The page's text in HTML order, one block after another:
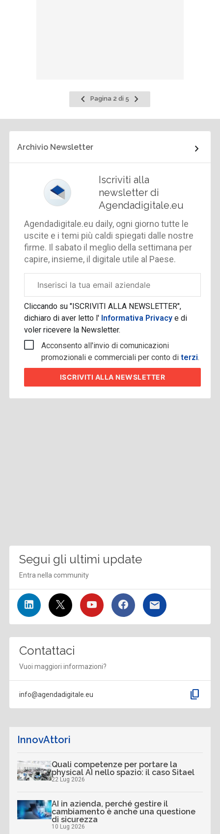
Pagina
precedente
Pagina 2 di 5
Pagina
successiva
Archivio Newsletter
Iscriviti alla
newsletter di
Agendadigitale.eu
Agendadigitale.eu daily, ogni giorno tutte le
uscite e i temi più caldi spiegati dalle nostre
firme. Il sabato il meglio della settimana per
capire, insieme, il digitale utile al Paese.
aziendale
Cliccando su "ISCRIVITI ALLA NEWSLETTER",
dichiaro di aver letto l' Informativa Privacye di
voler ricevere la Newsletter.
Acconsento all'invio di comunicazioni
promozionali e commerciali per conto diterzi.
ISCRIVITI ALLA NEWSLETTER
Segui gli ultimi update
Entra nella community
Contattaci
Vuoi maggiori informazioni?
info@agendadigitale.eu content_copy
InnovAttori
Quali competenze per portare la
physical AI nello spazio: il caso Sitael
22 Lug 2026
AI in azienda, perché gestire il
cambiamento è anche una questione
di sicurezza
10 Lug 2026